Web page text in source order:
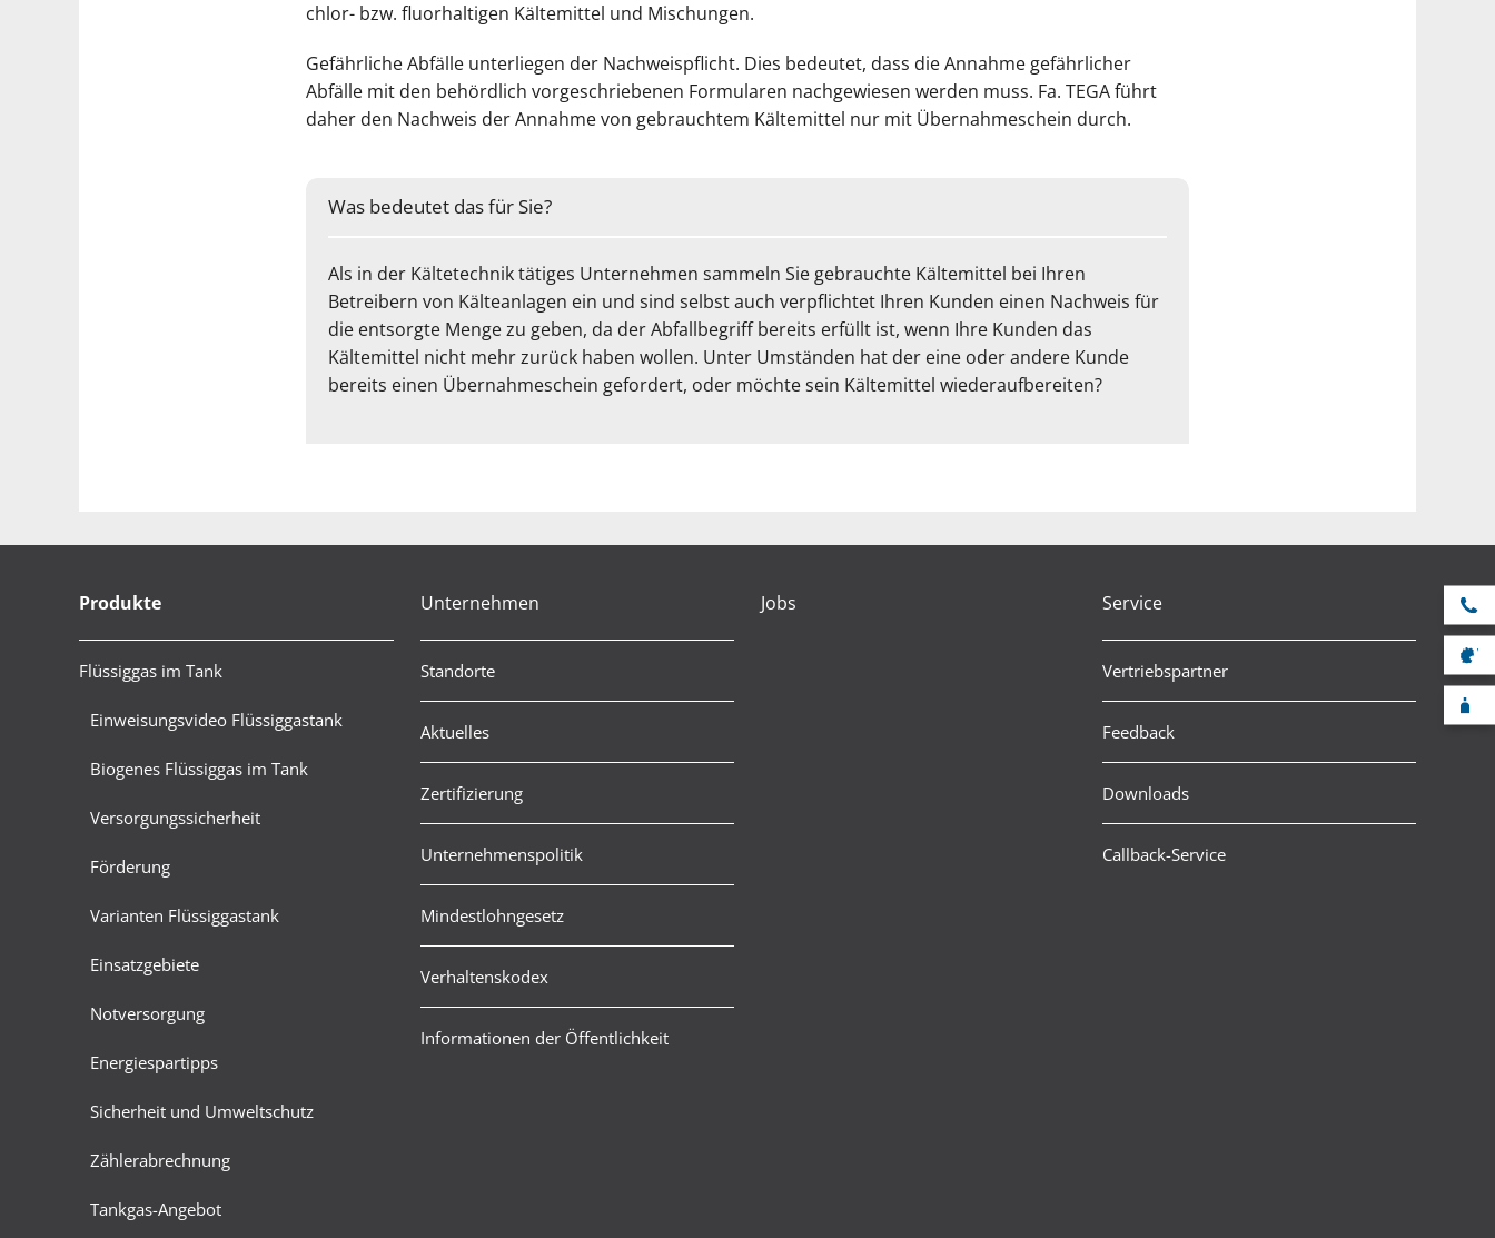
chlor- bzw. fluorhaltigen Kältemittel und Mischungen.
Gefährliche Abfälle unterliegen der Nachweispflicht. Dies bedeutet, dass die Annahme gefährlicher
Abfälle mit den behördlich vorgeschriebenen Formularen nachgewiesen werden muss. Fa. TEGA führt
daher den Nachweis der Annahme von gebrauchtem Kältemittel nur mit Übernahmeschein durch.
Was bedeutet das für Sie?
Als in der Kältetechnik tätiges Unternehmen sammeln Sie gebrauchte Kältemittel bei Ihren
Betreibern von Kälteanlagen ein und sind selbst auch verpflichtet Ihren Kunden einen Nachweis für
die entsorgte Menge zu geben, da der Abfallbegriff bereits erfüllt ist, wenn Ihre Kunden das
Kältemittel nicht mehr zurück haben wollen. Unter Umständen hat der eine oder andere Kunde
bereits einen Übernahmeschein gefordert, oder möchte sein Kältemittel wiederaufbereiten?
Produkte
Flüssiggas im Tank
Einweisungsvideo Flüssiggastank
Biogenes Flüssiggas im Tank
Versorgungssicherheit
Förderung
Varianten Flüssiggastank
Einsatzgebiete
Notversorgung
Energiespartipps
Sicherheit und Umweltschutz
Zählerabrechnung
Tankgas-Angebot
Unternehmen
Standorte
Aktuelles
Zertifizierung
Unternehmenspolitik
Mindestlohngesetz
Verhaltenskodex
Informationen der Öffentlichkeit
Jobs Service
Vertriebspartner
Feedback
Downloads
Callback-Service